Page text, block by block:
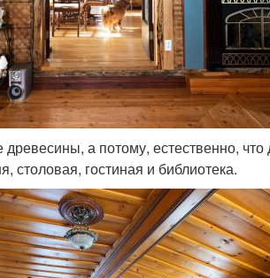
древесины, а потому, естественно,
столовая, гостиная и библиотека.